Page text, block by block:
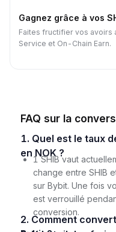
Gagnez grâce à vos
Faites fructifier vos avoirs
Service et On-Chain Earn.
FAQ sur la
1. Quel est le taux de change actuel de SHIB
en NOK ?
1 SHIB vaut
change entre SHIB
sur Bybit. Une fois
est verrouillé
conversion.
2. Comment convertir des SHIB en NOK sur